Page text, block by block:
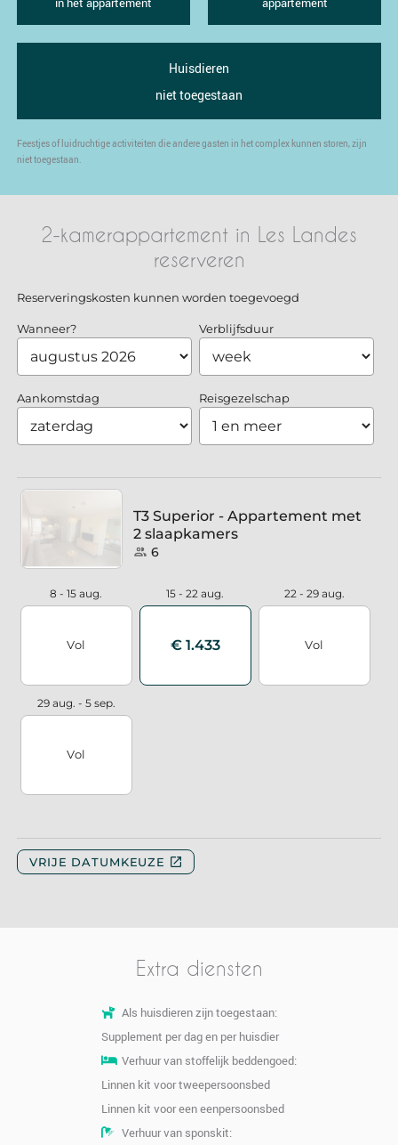
Huisdieren
niet toegestaan
Feestjes of luidruchtige activiteiten die andere gasten in het complex kunnen storen, zijn
niet toegestaan.
2-kamerappartement in Les Landes
reserveren
Extra diensten
Als huisdieren zijn toegestaan:
Supplement per dag en per huisdier
Verhuur van stoffelijk beddengoed:
Linnen kit voor tweepersoonsbed
Linnen kit voor een eenpersoonsbed
Verhuur van sponskit: